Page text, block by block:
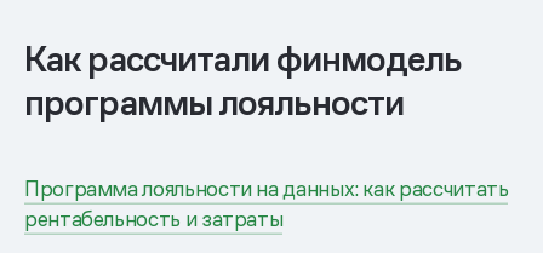
Как рассчитали финмодель
программы лояльности
Программа лояльности на данных: как рассчитать
рентабельность и затраты